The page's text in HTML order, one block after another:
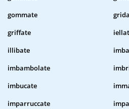
gommate
griffate
illibate
imbambolate
imbucate
imparruccate